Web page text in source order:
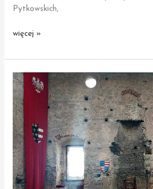
Pytkowskich,
Śladków
więcej »